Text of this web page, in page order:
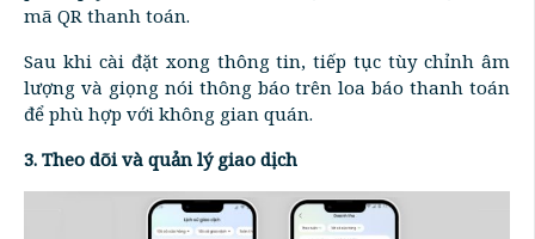
mã QR thanh toán.
Sau khi cài đặt xong thông tin, tiếp tục tùy chỉnh âm
lượng và giọng nói thông báo trên loa báo thanh toán
để phù hợp với không gian quán.
3. Theo dõi và quản lý giao dịch